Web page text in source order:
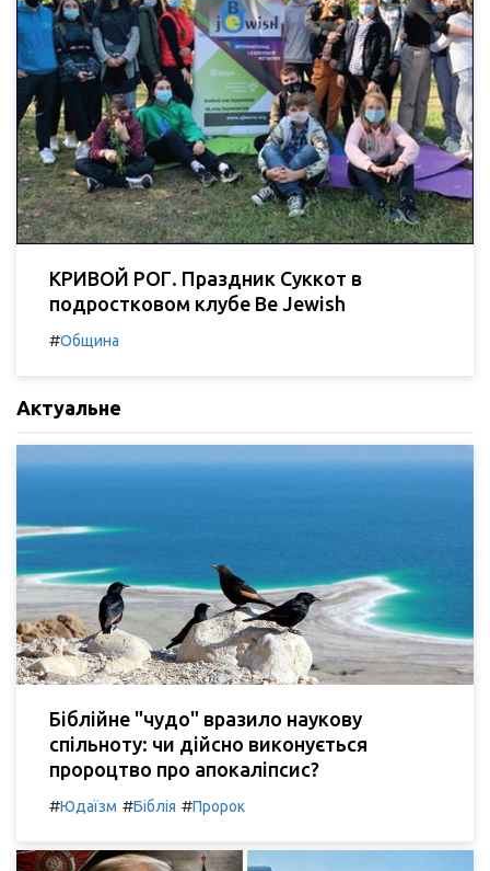
КРИВОЙ РОГ. Праздник Суккот в
подростковом клубе Be Jewish
#Община
Актуальне
Біблійне "чудо" вразило наукову
спільноту: чи дійсно виконується
пророцтво про апокаліпсис?
#Юдаїзм #Біблія #Пророк